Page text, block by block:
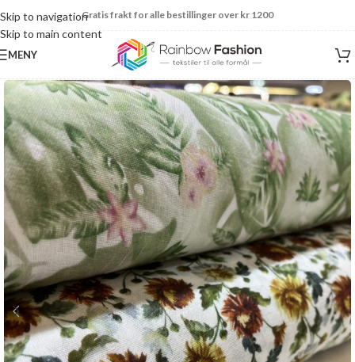
Skip to navigation
Skip to main content
Gratis frakt for alle bestillinger over kr 1200
MENY